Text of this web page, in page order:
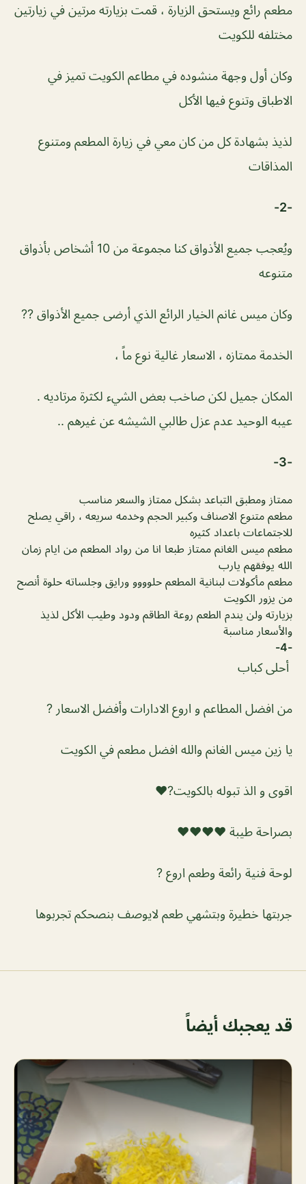
مطعم رائع ويستحق الزيارة ، قمت بزيارته مرتين في زيارتين
مختلفه للكويت
وكان أول وجهة منشوده في مطاعم الكويت تميز في
الاطباق وتنوع فيها الأكل
لذيذ بشهادة كل من كان معي في زيارة المطعم ومتنوع
المذاقات
-2-
ويُعجب جميع الأذواق كنا مجموعة من 10 أشخاص بأذواق
متنوعه
وكان ميس غانم الخيار الرائع الذي أرضى جميع الأذواق ??
الخدمة ممتازه ، الاسعار غالية نوع ماً ،
المكان جميل لكن صاخب بعض الشيء لكثرة مرتاديه .
عيبه الوحيد عدم عزل طالبي الشيشه عن غيرهم ..
-3-
ممتاز ومطبق التباعد بشكل ممتاز والسعر مناسب
مطعم متنوع الاصناف وكبير الحجم وخدمه سريعه ، راقي يصلح
للاجتماعات باعداد كثيره
مطعم ميس الغانم ممتاز طبعا انا من رواد المطعم من ايام زمان
الله يوفقهم يارب
مطعم مأكولات لبنانية المطعم حلوووو ورايق وجلساته حلوة أنصح
من يزور الكويت
بزيارته ولن يندم الطعم روعة الطاقم ودود وطيب الأكل لذيذ
والأسعار مناسبة
-4-
أحلى كباب
من افضل المطاعم و اروع الادارات وأفضل الاسعار ?
يا زين ميس الغانم والله افضل مطعم في الكويت
اقوى و الذ تبوله بالكويت?♥️
بصراحة طيبة ❤️❤️❤️❤️
لوحة فنية رائعة وطعم اروع ?
جربتها خطيرة وبتشهي طعم لايوصف بنصحكم تجربوها
قد يعجبك أيضاً